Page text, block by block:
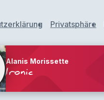
Privatsphäre
Alanis Morissette
Ironic